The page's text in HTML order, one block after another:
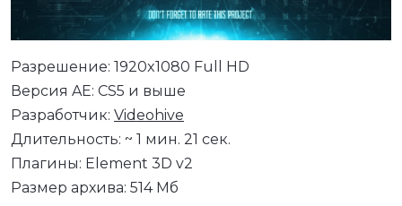
Разрешение: 1920x1080 Full HD
Версия AE: CS5 и выше
Разработчик: Videohive
Длительность: ~ 1 мин. 21 сек.
Плагины: Element 3D v2
Размер архива: 514 Мб